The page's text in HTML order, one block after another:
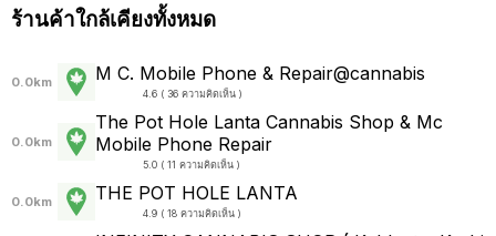
ร้านค้าใกล้เคียงทั้งหมด
0.0km M C. Mobile Phone & Repair@cannabis
4.6 ( 36 ความคิดเห็น )
0.0km
The Pot Hole Lanta Cannabis Shop &​ Mc
Mobile Phone Repair
5.0 ( 11 ความคิดเห็น )
0.0km THE POT HOLE LANTA
4.9 ( 18 ความคิดเห็น )